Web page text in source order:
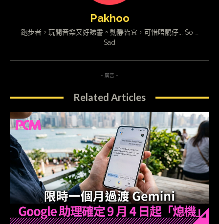
Pakhoo
跑步者，玩開音樂又好睇書。動靜皆宜，可惜唔靚仔... So _
Sad
- 廣告 -
Related Articles